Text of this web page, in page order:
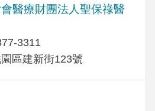
醫療財團法人聖保祿醫
3311
區建新街123號